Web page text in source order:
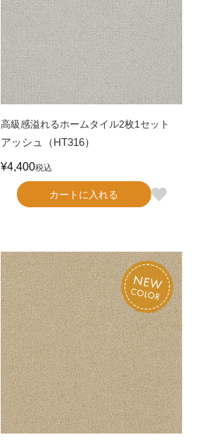
高級感溢れるホームタイル2枚1セット
アッシュ（HT316）
¥4,400税込
カートに入れる